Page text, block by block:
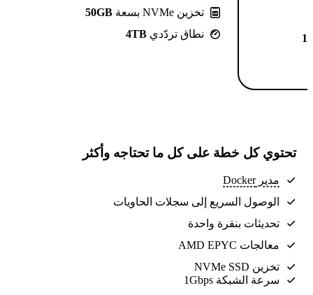
تخزين NVMe بسعة
50GB
نطاق تردّدي 4TB
تحتوي كل خطة على كل ما تحتاجه وأكثر
مدير Docker
الوصول السريع إلى سجلات الحاويات
تحديثات بنقرة واحدة
معالجات AMD EPYC
تخزين NVMe SSD
سرعة الشبكة 1Gbps